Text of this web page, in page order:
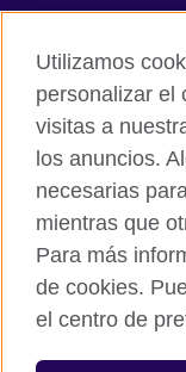
Cookies
Quejas y
Mapa del sitio
© 2026 British
All cultural activities
Asociados A.C., a
cultural activities,
culture in Mexico,
understanding, the
Utilizamos
personalizar el
visitas a
los anuncios.
necesarias
mientras que
Para más
de cookies.
el centro de